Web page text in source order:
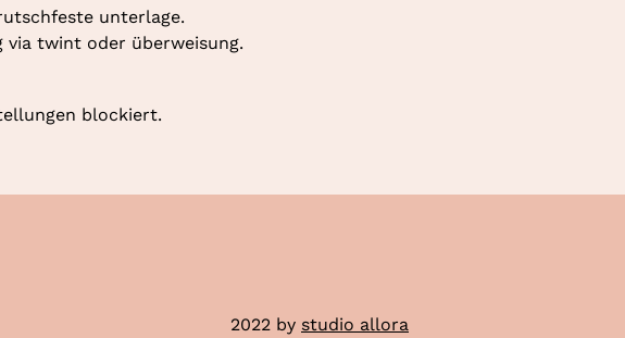
unterlage.
via twint oder überweisung.
blockiert.
2022 by studio allora